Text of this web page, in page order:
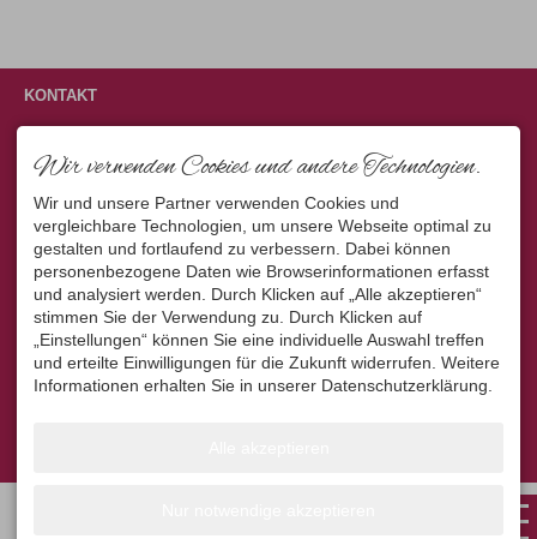
KONTAKT
Landhaus Hochfeichter
Georg Hasselberger
Zollstraße 4
87561 Oberstdorf
DEUTSCHLAND
Tel.+49 8322 3180
Fax +49 8322 8818
online.de
Wir verwenden Cookies und andere Technologien.
Wir und unsere Partner verwenden Cookies und
vergleichbare Technologien, um unsere Webseite optimal zu
gestalten und fortlaufend zu verbessern. Dabei können
personenbezogene Daten wie Browserinformationen erfasst
und analysiert werden. Durch Klicken auf „Alle akzeptieren“
stimmen Sie der Verwendung zu. Durch Klicken auf
„Einstellungen“ können Sie eine individuelle Auswahl treffen
und erteilte Einwilligungen für die Zukunft widerrufen. Weitere
Informationen erhalten Sie in unserer Datenschutzerklärung.